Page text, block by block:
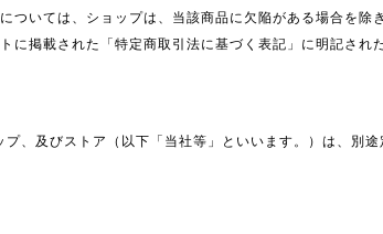
ついては、ショップは、当該商品に欠陥がある場合を
に掲載された「特定商取引法に基づく表記」に明記され
、及びストア（以下「当社等」といいます。）は、別